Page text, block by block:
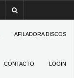
AFILADORA DISCOS
CONTACTO LOGIN